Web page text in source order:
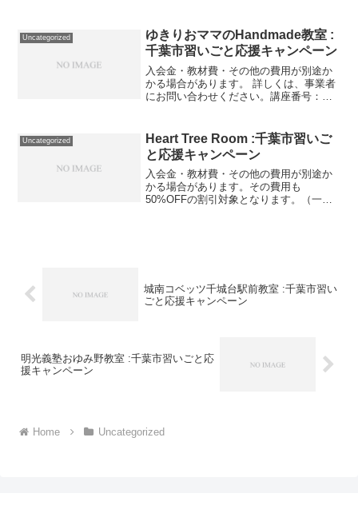
+そろばん月８回/1回50分 ...
Uncategorized
ゆきりおママのHandmade教室 :
千葉市習いごと応援キャンペーン
入会金・教材費・その他の費用が別途か
かる場合があります。 詳しくは、事業者
にお問い合わせください。講座番号：
2022/03/31全12回レッスン...
Uncategorized
Heart Tree Room :千葉市習いご
と応援キャンペーン
入会金・教材費・その他の費用が別途か
かる場合があります。その費用も
50%OFFの割引対象となります。（一部
城南コベッツ千城台駅前教室 :千葉市習い
ごと応援キャンペーン
明光義塾おゆみ野教室 :千葉市習いごと応
援キャンペーン
Home Uncategorized